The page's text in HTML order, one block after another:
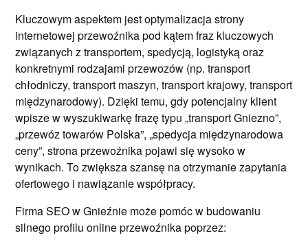
Kluczowym aspektem jest optymalizacja strony
internetowej przewoźnika pod kątem fraz kluczowych
związanych z transportem, spedycją, logistyką oraz
konkretnymi rodzajami przewozów (np. transport
chłodniczy, transport maszyn, transport krajowy, transport
międzynarodowy). Dzięki temu, gdy potencjalny klient
wpisze w wyszukiwarkę frazę typu „transport Gniezno”,
„przewóz towarów Polska”, „spedycja międzynarodowa
ceny”, strona przewoźnika pojawi się wysoko w
wynikach. To zwiększa szansę na otrzymanie zapytania
ofertowego i nawiązanie współpracy.
Firma SEO w Gnieźnie może pomóc w budowaniu
silnego profilu online przewoźnika poprzez: